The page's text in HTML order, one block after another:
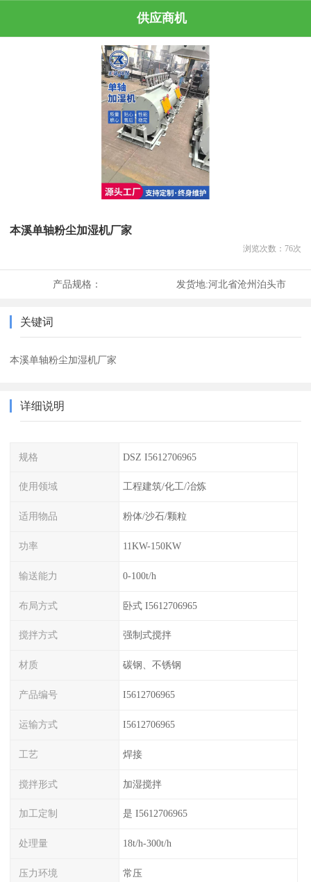
供应商机
本溪单轴粉尘加湿机厂家
浏览次数： 76次
产品规格： 发货地:河北省沧州泊头市
关键词
本溪单轴粉尘加湿机厂家
详细说明
规格 DSZ I5612706965
使用领域 工程建筑/化工/冶炼
适用物品 粉体/沙石/颗粒
功率 11KW-150KW
输送能力 0-100t/h
布局方式 卧式 I5612706965
搅拌方式 强制式搅拌
材质 碳钢、不锈钢
产品编号 I5612706965
运输方式 I5612706965
工艺 焊接
搅拌形式 加湿搅拌
加工定制 是 I5612706965
处理量 18t/h-300t/h
压力环境 常压